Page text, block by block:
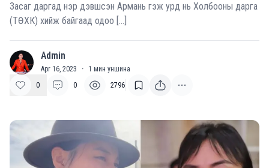
Засаг даргад нэр дэвшсэн Армань гэж урд нь Холбооны дарга
(ТӨХК) хийж байгаад одоо […]
A Admin
Apr 16, 2023 · 1 мин уншина
0
0 2796